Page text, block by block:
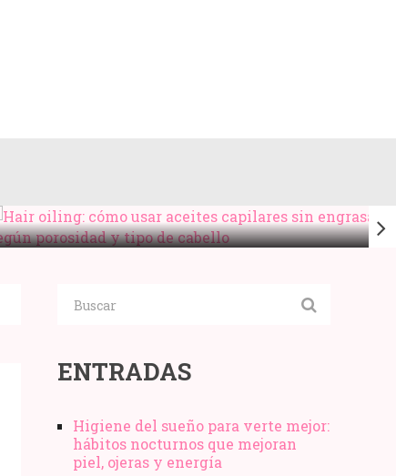
CAPILARES SIN ENGRASAR SEGÚN
POROSIDAD Y TIPO DE CABELLO
ENTRADAS
Higiene del sueño para verte mejor:
hábitos nocturnos que mejoran
piel, ojeras y energía